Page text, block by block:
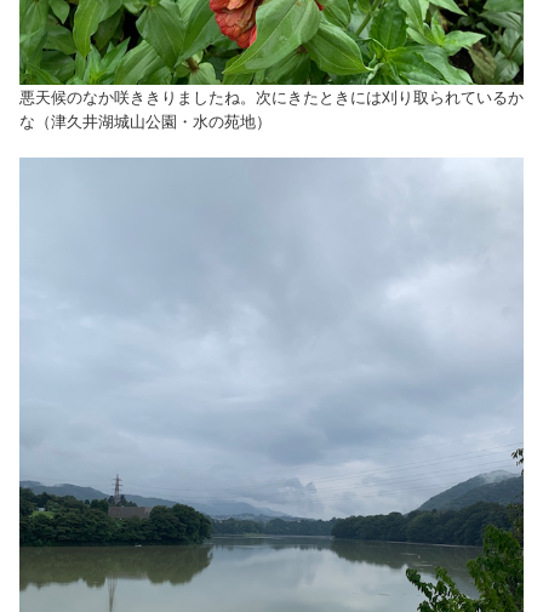
悪天候のなか咲ききりましたね。次にきたときには刈り取られているか
な（津久井湖城山公園・水の苑地）